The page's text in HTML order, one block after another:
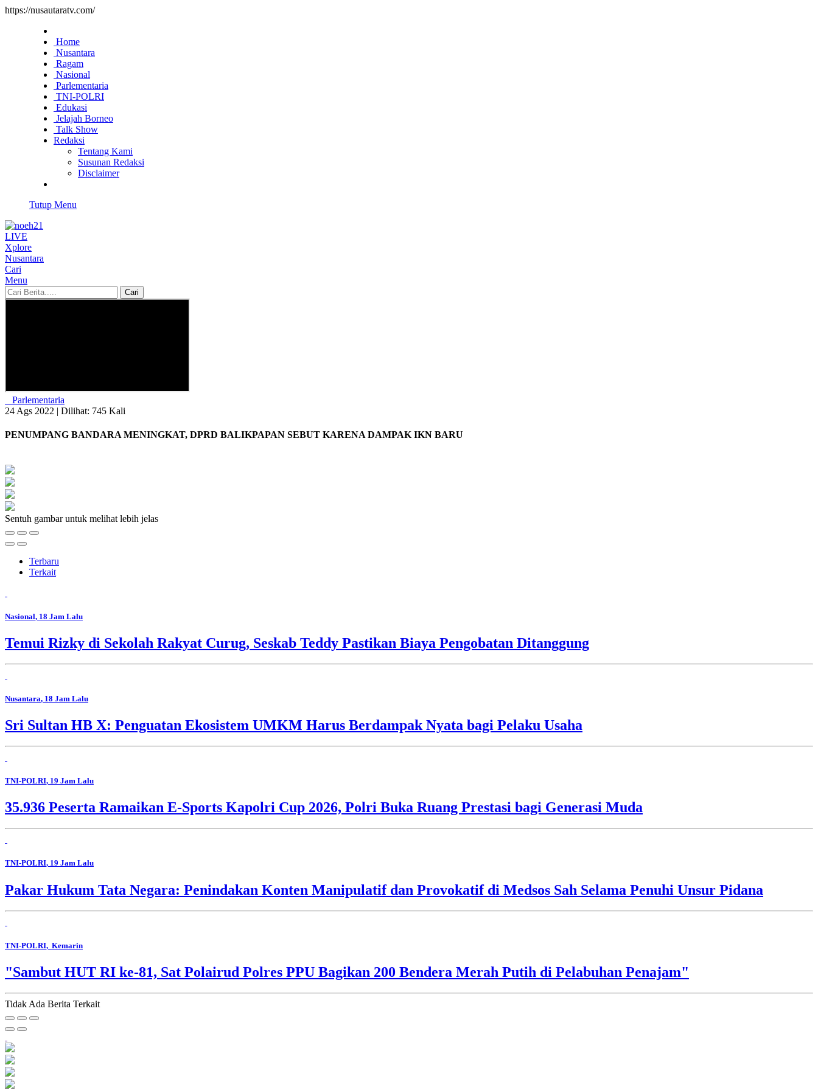
https://nusautaratv.com/
Home
Nusantara
Ragam
Nasional
Parlementaria
TNI-POLRI
Edukasi
Jelajah Borneo
Talk Show
Redaksi
Tentang Kami
Susunan Redaksi
Disclaimer
Tutup Menu
LIVE
Xplore
Nusantara
Cari
Menu
Cari
Parlementaria
24 Ags 2022 | Dilihat: 745 Kali
PENUMPANG BANDARA MENINGKAT, DPRD BALIKPAPAN SEBUT KARENA DAMPAK IKN BARU
Sentuh gambar untuk melihat lebih jelas
Terbaru
Terkait
Nasional, 18 Jam Lalu
Temui Rizky di Sekolah Rakyat Curug, Seskab Teddy Pastikan Biaya Pengobatan Ditanggung
Nusantara, 18 Jam Lalu
Sri Sultan HB X: Penguatan Ekosistem UMKM Harus Berdampak Nyata bagi Pelaku Usaha
TNI-POLRI, 19 Jam Lalu
35.936 Peserta Ramaikan E-Sports Kapolri Cup 2026, Polri Buka Ruang Prestasi bagi Generasi Muda
TNI-POLRI, 19 Jam Lalu
Pakar Hukum Tata Negara: Penindakan Konten Manipulatif dan Provokatif di Medsos Sah Selama Penuhi Unsur Pidana
TNI-POLRI, Kemarin
"Sambut HUT RI ke-81, Sat Polairud Polres PPU Bagikan 200 Bendera Merah Putih di Pelabuhan Penajam"
Tidak Ada Berita Terkait